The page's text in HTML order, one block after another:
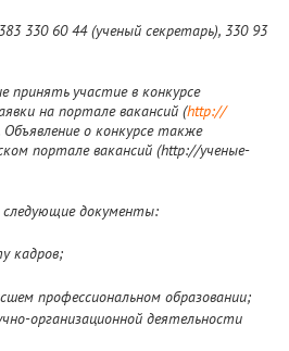
330 60 44 (ученый секретарь), 330 93
принять участие в конкурсе
на портале вакансий (http://
Объявление о конкурсе также
портале вакансий (http://ученые-
документы:
кадров;
профессиональном образовании;
организационной деятельности